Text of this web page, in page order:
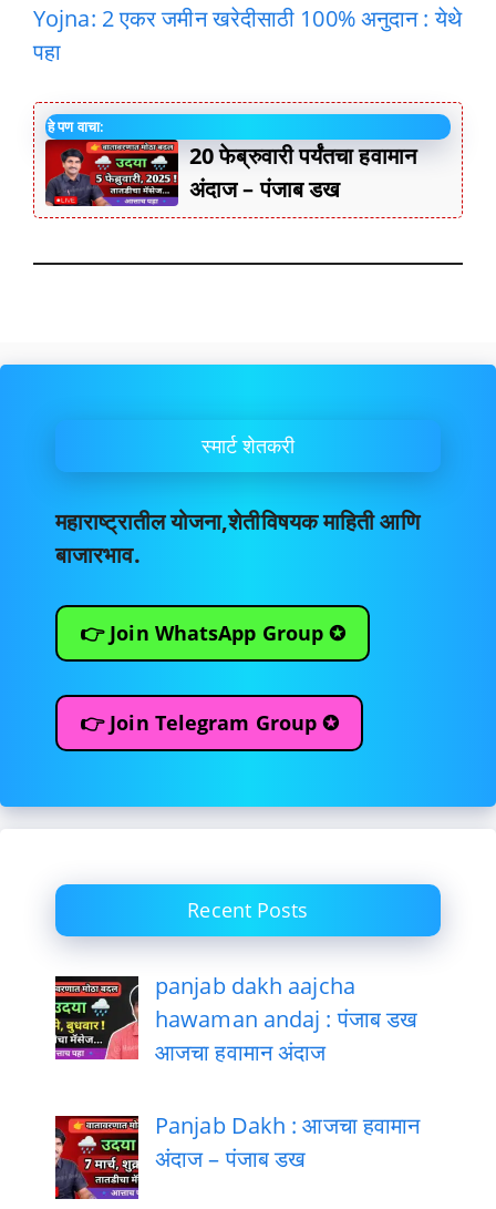
Yojna: 2 एकर जमीन खरेदीसाठी 100% अनुदान : येथे
पहा
हे पण वाचा:
20 फेब्रुवारी पर्यंतचा हवामान
अंदाज – पंजाब डख
स्मार्ट शेतकरी
महाराष्ट्रातील योजना,शेतीविषयक माहिती आणि
बाजारभाव.
👉 Join WhatsApp Group ✪
👉 Join Telegram Group ✪
Recent Posts
panjab dakh aajcha
hawaman andaj : पंजाब डख
आजचा हवामान अंदाज
Panjab Dakh : आजचा हवामान
अंदाज – पंजाब डख